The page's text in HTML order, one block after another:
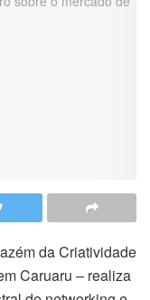
da Criatividade
Caruaru – realiza